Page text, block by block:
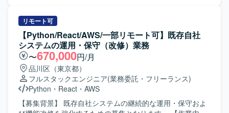
動化やツール開発を通じて業務プロセス全体の効率化に貢
献できるポジションです。データ基盤からレポーティング
まで一連の流れに携わることで、データエンジニアリング
やアナリティクスの知見を広く深めていただけます。 【開
発環境】 言語はPythonとSQLを中心に、一部で
GoogleAppScriptを使用いたします。インフラおよびDBに
はAWS（EC2、S3、Athena）を利用し、Jenkinsや
Redash、Git Hub、Visual Studio Codeなどのツールを用い
て開発・運用を行っております。
査や要件の洗い出し、対応方針の策定などの上流工程を中
心にご対応いただきます。上流工程を担当しているプロパ
ーを中心とした体制に参画し、開発要員としてシステム商
用化に向けた各種対応を行います。 【求める人物像】 関係
者と円滑にコミュニケーションを取りながら、基本設計以
降の工程を主体的に進めていただける方を求めています。
テスト観点をしっかり持ち、説明や実施を自律的に行える
方を歓迎いたします。 【ポジションの魅力】 AWSを活用し
たクラウドベースのエネルギーマネジメントシステムに上
リモート可
【Python/React/AWS/一部リモート可】既存自社
システムの運用・保守（改修）業務
〜670,000円/月
品川区（東京都）
フルスタックエンジニア(業務委託・フリーランス)
Python ・ React ・ AWS
【募集背景】 既存自社システムの継続的な運用・保守およ